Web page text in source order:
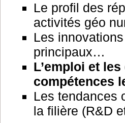
Le profil des
activités géo
Les
principaux…
L’emploi et
compétences
Les tendances
la filière (R&D